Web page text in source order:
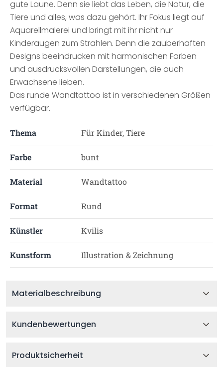
gute Laune. Denn sie liebt das Leben, die Natur, die
Tiere und alles, was dazu gehört. Ihr Fokus liegt auf
Aquarellmalerei und bringt mit ihr nicht nur
Kinderaugen zum Strahlen. Denn die zauberhaften
Designs beeindrucken mit harmonischen Farben
und ausdrucksvollen Darstellungen, die auch
Erwachsene lieben.
Das runde Wandtattoo ist in verschiedenen Größen
verfügbar.
Thema Für Kinder, Tiere
Farbe bunt
Material Wandtattoo
Format Rund
Künstler Kvilis
Kunstform Illustration & Zeichnung
Materialbeschreibung
Kundenbewertungen
Produktsicherheit